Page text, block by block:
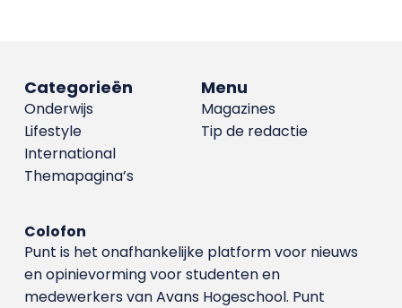
Menu
Magazines
Tip de redactie
Categorieën
Onderwijs
Lifestyle
International
Themapagina’s
Colofon
Punt is het onafhankelijke platform voor nieuws
en opinievorming voor studenten en
medewerkers van Avans Hoge­school. Punt